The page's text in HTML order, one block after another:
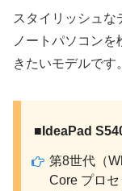
スタイリッシュな
ノートパソコン
きたいモデルです。
■IdeaPad
第8世代（
Core プロ